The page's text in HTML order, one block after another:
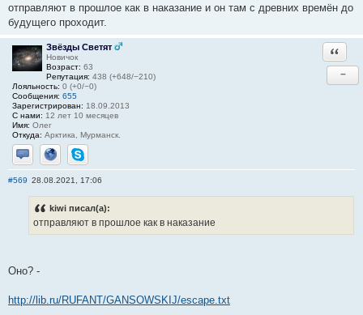
отправляют в прошлое как в наказание и он там с древних времён до
будущего проходит.
Звёзды Светят
Новичок
Возраст: 63
Репутация: 438 (+648/−210)
Лояльность: 0 (+0/−0)
Сообщения: 655
Зарегистрирован: 18.09.2013
С нами: 12 лет 10 месяцев
Имя: Олег
Откуда: Арктика, Мурманск.
Отправить личное сообщение
СайтSkype
−
#569 28.08.2021, 17:06
kiwi писал(а):
отправляют в прошлое как в наказание
Оно? -
http://lib.ru/RUFANT/GANSOWSKIJ/escape.txt